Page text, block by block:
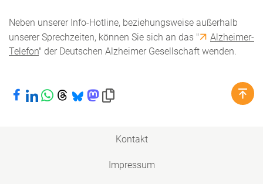
Neben unserer Info-Hotline, beziehungsweise außerhalb
unserer Sprechzeiten, können Sie sich an das "
Alzheimer-
Telefon" der Deutschen Alzheimer Gesellschaft wenden.
Bei Facebook teilen
Bei LinkedIn teilen
Bei WhatsApp teilen
Bei Threads teilen
Bei Bluesky teilen
Bei Mastodon teilen
Link in die Zwischenablage kopieren
Kontakt
Impressum